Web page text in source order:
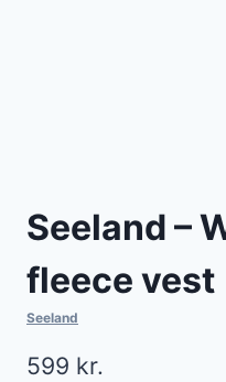
Seeland –
fleece vest
Seeland
599 kr.